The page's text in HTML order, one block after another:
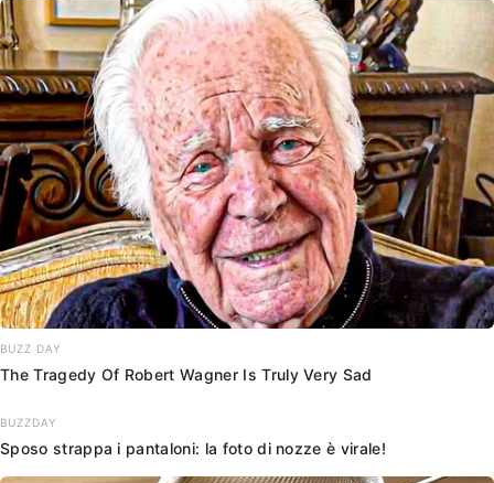
BUZZ DAY
The Tragedy Of Robert Wagner Is Truly Very Sad
BUZZDAY
Sposo strappa i pantaloni: la foto di nozze è virale!